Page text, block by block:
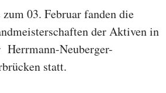
03. Februar fanden die
der Aktiven in
Herrmann-Neuberger-
statt.